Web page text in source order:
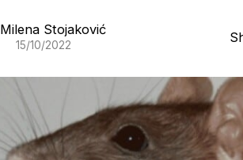
Milena Stojaković
15/10/2022